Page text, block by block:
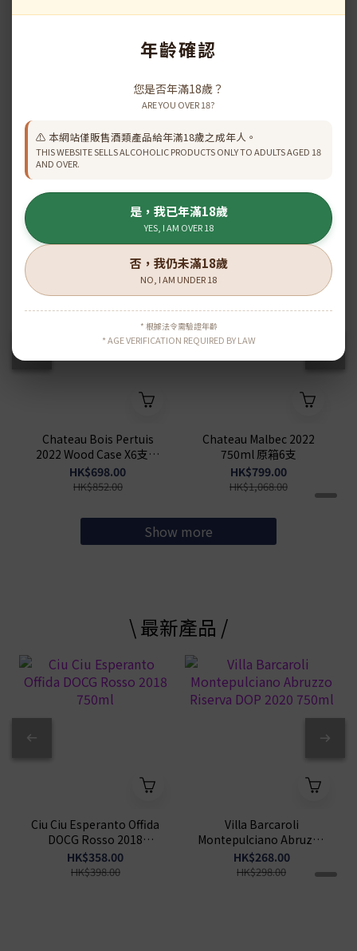
Hine X.O. 1er Cru 700ml
HINE Cigar Réserve X.O
Show more
\ 原箱優惠 /
Chateau Bois Pertuis
2022 Wood Case X6支原
箱
HK$698.00
HK$852.00
Chateau Malbec 2022
750ml 原箱6支
HK$799.00
HK$1,068.00
Show more
\ 最新產品 /
Ciu Ciu Esperanto Offida
DOCG Rosso 2018
750ml
HK$358.00
HK$398.00
Villa Barcaroli
Montepulciano Abruzzo
Riserva DOP 2020 750ml
HK$268.00
HK$298.00
年齡確認
您是否年滿18歲？
ARE YOU OVER 18?
⚠️ 本網站僅販售酒類產品給年滿18歲之成年人。
THIS WEBSITE SELLS ALCOHOLIC PRODUCTS ONLY TO ADULTS AGED 18
AND OVER.
是，我已年滿18歲
YES, I AM OVER 18
否，我仍未滿18歲
NO, I AM UNDER 18
* 根據法令需驗證年齡
* AGE VERIFICATION REQUIRED BY LAW